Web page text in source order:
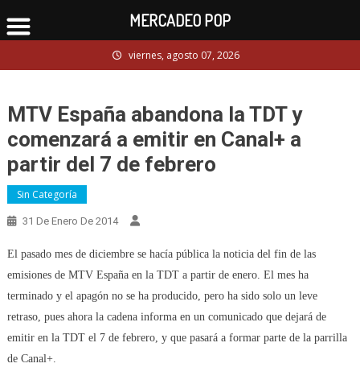
to
viernes, agosto 07, 2026
MTV España abandona la TDT y
comenzará a emitir en Canal+ a
partir del 7 de febrero
Sin Categoría
31 De Enero De 2014
El pasado mes de diciembre se hacía pública la noticia del fin de las
emisiones de MTV España en la TDT a partir de enero. El mes ha
terminado y el apagón no se ha producido, pero ha sido solo un leve
retraso, pues ahora la cadena informa en un comunicado que dejará de
emitir en la TDT el 7 de febrero, y que pasará a formar parte de la parrilla
de Canal+.
MERCADEO POP